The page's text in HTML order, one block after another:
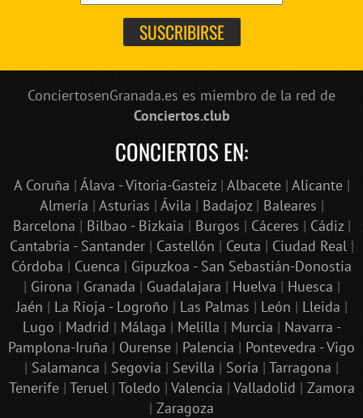
ConciertosenGranada.es es miembro de la red de
Conciertos.club
CONCIERTOS EN:
A Coruña | Álava - Vitoria-Gasteiz| Albacete| Alicante|
Almería | Asturias | Ávila | Badajoz| Baleares |
Barcelona | Bilbao - Bizkaia | Burgos | Cáceres | Cádiz|
Cantabria - Santander| Castellón | Ceuta | Ciudad Real|
Córdoba | Cuenca | Gipuzkoa - San Sebastián-Donostia
| Girona | Granada | Guadalajara | Huelva | Huesca |
Jaén | La Rioja - Logroño | Las Palmas | León | Lleida |
Lugo | Madrid | Málaga | Melilla | Murcia | Navarra -
Pamplona-Iruña | Ourense | Palencia | Pontevedra - Vigo
| Salamanca | Segovia | Sevilla | Soria | Tarragona |
Tenerife| Teruel| Toledo | Valencia | Valladolid | Zamora
| Zaragoza